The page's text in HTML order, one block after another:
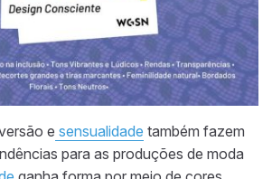
e sensualidade também fazem
para as produções de moda